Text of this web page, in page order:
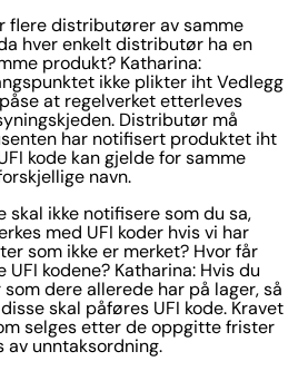
flere distributører av samme
hver enkelt distributør ha en
produkt? Katharina:
ikke plikter iht Vedlegg
at regelverket etterleves
Distributør må
har notifisert produktet iht
kode kan gjelde for samme
navn.
skal ikke notifisere som du sa,
med UFI koder hvis vi har
som ikke er merket? Hvor får
kodene? Katharina: Hvis du
dere allerede har på lager, så
skal påføres UFI kode. Kravet
selges etter de oppgitte frister
av unntaksordning.